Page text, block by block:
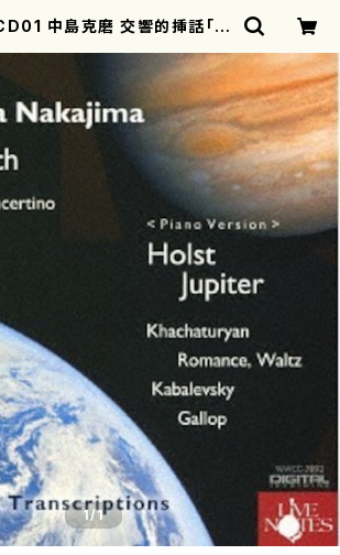
中島克磨 交響的挿話「地
（オーケストラ/トランペット/ピ
島 克磨/CD） | mothereart
h
1/1